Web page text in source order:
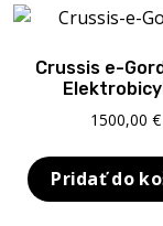
PRÍSLUŠENSTVO
BAZÁR
BLOG
Crussis e-
1500,00 €
Pridať do